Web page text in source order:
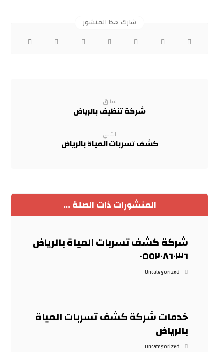
سابق
شركة تنظيف بالرياض
التالي
كشف تسربات المياة بالرياض
المنشورات ذات الصلة ...
شركة كشف تسربات المياة بالرياض
٠٥٥٢٠٨٦٠٣٦
Uncategorized
خدمات شركة كشف تسربات المياة
بالرياض
Uncategorized